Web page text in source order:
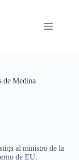
de Medina
al ministro de la
de EU.